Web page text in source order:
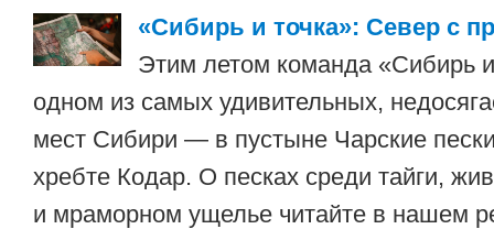
«Сибирь и точка»: Север с
Этим летом команда «Сибирь
одном из самых удивительных,
мест Сибири — в пустыне Чарские
хребте Кодар. О песках среди тайги,
и мраморном ущелье читайте в нашем